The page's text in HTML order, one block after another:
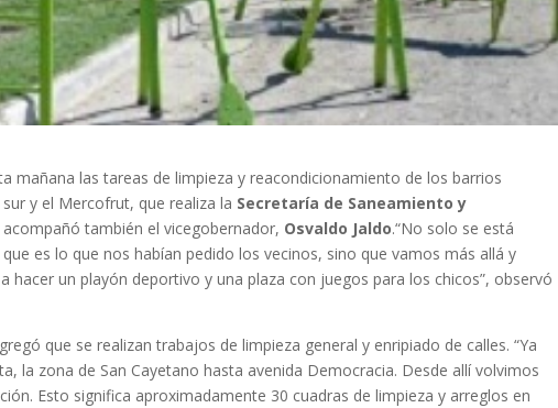
mañana las tareas de limpieza y reacondicionamiento de los barrios
y el Mercofrut, que realiza la Secretaría de Saneamiento y
acompañó también el vicegobernador, Osvaldo Jaldo.“No solo se está
es lo que nos habían pedido los vecinos, sino que vamos más allá y
hacer un playón deportivo y una plaza con juegos para los chicos”, observó
que se realizan trabajos de limpieza general y enripiado de calles. “Ya
la zona de San Cayetano hasta avenida Democracia. Desde allí volvimos
Esto significa aproximadamente 30 cuadras de limpieza y arreglos en